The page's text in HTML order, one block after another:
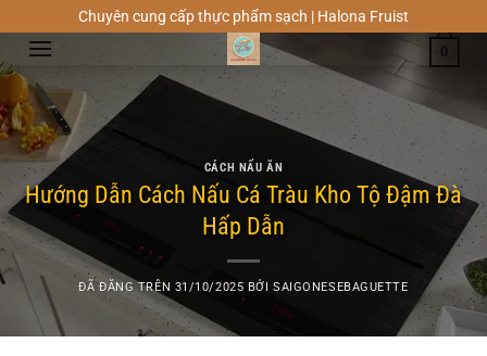
đến
nội
dung
Chuyên cung cấp thực phẩm sạch | Halona Fruist
0
CÁCH NẤU ĂN
Hướng Dẫn Cách Nấu Cá Tràu Kho Tộ Đậm Đà
Hấp Dẫn
ĐÃ ĐĂNG TRÊN 31/10/2025 BỞISAIGONESEBAGUETTE